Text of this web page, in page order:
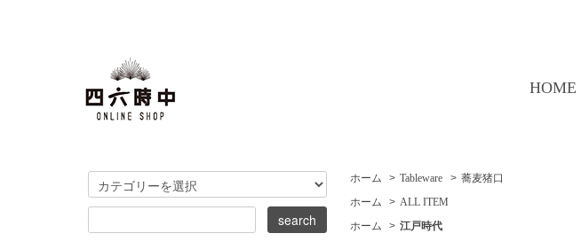
HOME
ホーム > Tableware > 蕎麦猪口
ホーム
> ALL ITEM
ホーム
> 江戸時代